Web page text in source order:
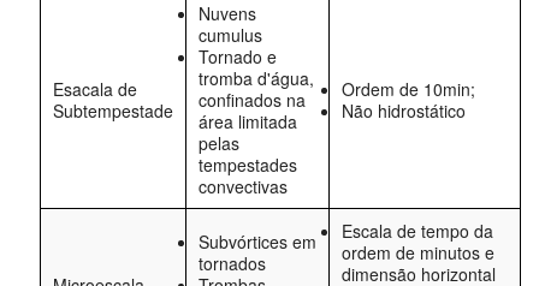
Esacala de
Subtempestade
Nuvens
cumulus
Tornado e
tromba d'água,
confinados na
área limitada
pelas
tempestades
convectivas
Ordem de 10min;
Não hidrostático
Subvórtices em
tornados
Escala de tempo da
ordem de minutos e
dimensão horizontal